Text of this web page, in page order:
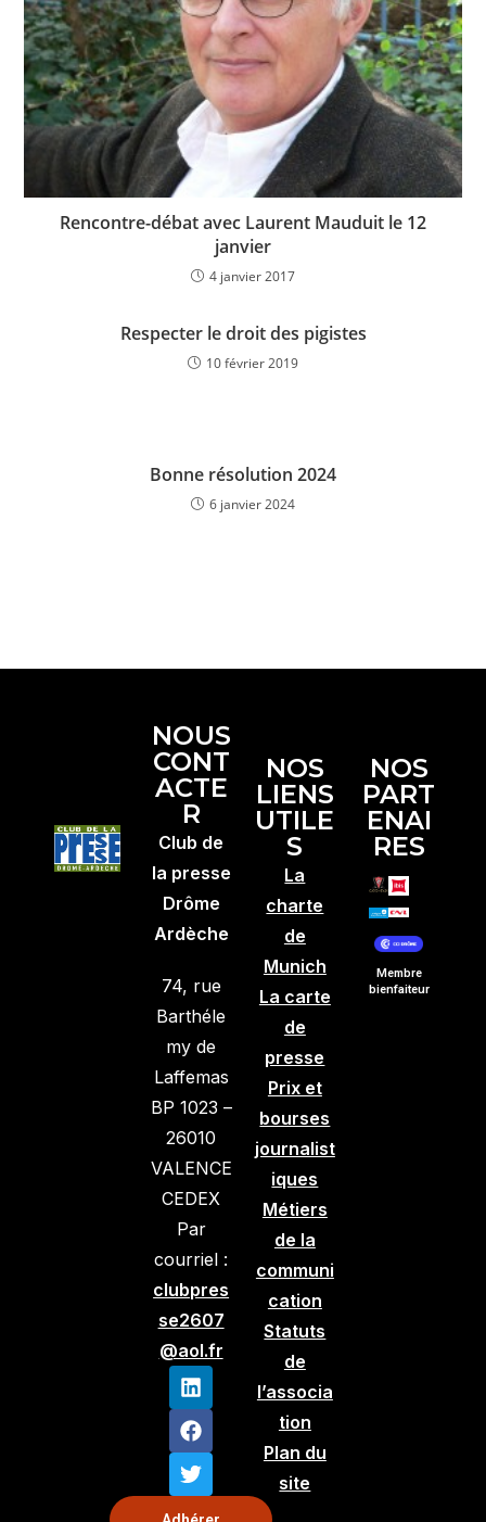
Rencontre-débat avec Laurent Mauduit le 12
janvier
4 janvier 2017
Respecter le droit des pigistes
10 février 2019
Bonne résolution 2024
6 janvier 2024
NOUS
CONT
ACTE
R
Club de
la presse
Drôme
Ardèche
74, rue
Barthéle
my de
Laffemas
BP 1023 –
26010
VALENCE
CEDEX
Par
courriel :
clubpres
se2607
@aol.fr
NOS
LIENS
UTILE
S
La
charte
de
Munich
La carte
de
presse
Prix et
bourses
journalist
iques
Métiers
de la
communi
cation
Statuts
de
l’associa
tion
Plan du
site
NOS
PART
ENAI
RES
Membre
bienfaiteur